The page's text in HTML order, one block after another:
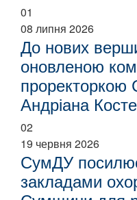
01
08 липня 2026
До нових
оновленою
Андріана
02
19 червня 2026
СумДУ
закладами